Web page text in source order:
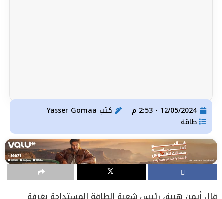
12/05/2024 - 2:53 م كتب
طاقة